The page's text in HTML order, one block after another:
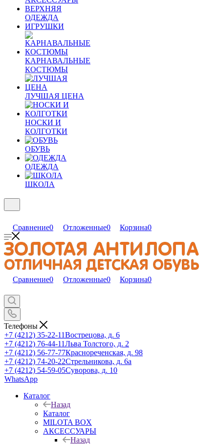
ВЕРХНЯЯ
ОДЕЖДА
ИГРУШКИ
КАРНАВАЛЬНЫЕ
КОСТЮМЫ
ЛУЧШАЯ ЦЕНА
НОСКИ И
КОЛГОТКИ
ОБУВЬ
ОДЕЖДА
ШКОЛА
Сравнение0 Отложенные0 Корзина0
Сравнение0 Отложенные0 Корзина0
Телефоны
+7 (4212) 35-22-11Вострецова, д. 6
+7 (4212) 76-44-11Льва Толстого, д. 2
+7 (4212) 56-77-77Краснореченская, д. 98
+7 (4212) 74-20-22Стрельникова, д. 6а
+7 (4212) 54-59-05Суворова, д. 10
WhatsApp
Каталог
Назад
Каталог
MILOTA BOX
АКСЕССУАРЫ
Назад